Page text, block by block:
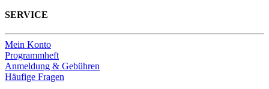
SERVICE
Mein Konto
Programmheft
Anmeldung & Gebühren
Häufige Fragen